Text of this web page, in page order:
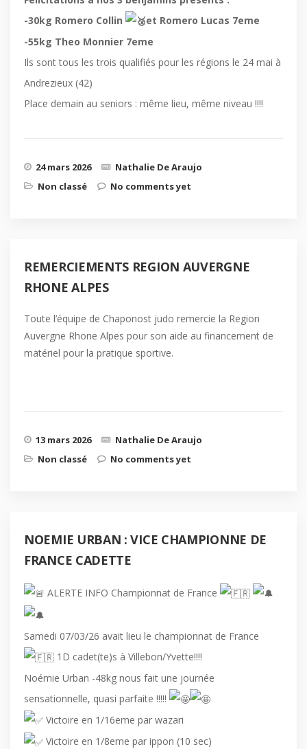
-30kg Romero Collin
et Romero Lucas 7eme
-55kg Theo Monnier 7eme
Ils sont tous les trois qualifiés pour les régions le 24 mai à
Andrezieux (42)
Place demain au seniors : même lieu, même niveau !!!!
24 mars 2026
Nathalie De Araujo
Non classé
No comments yet
REMERCIEMENTS REGION AUVERGNE
RHONE ALPES
Toute l’équipe de Chaponost judo remercie la Region
Auvergne Rhone Alpes pour son aide au financement de
matériel pour la pratique sportive.
13 mars 2026
Nathalie De Araujo
Non classé
No comments yet
NOEMIE URBAN : VICE CHAMPIONNE DE
FRANCE CADETTE
ALERTE INFO Championnat de France
Samedi 07/03/26 avait lieu le championnat de France
1D cadet(te)s à Villebon/Yvette!!!!
Noémie Urban -48kg nous fait une journée
sensationnelle, quasi parfaite !!!!!
Victoire en 1/16eme par wazari
Victoire en 1/8eme par ippon (10 sec)